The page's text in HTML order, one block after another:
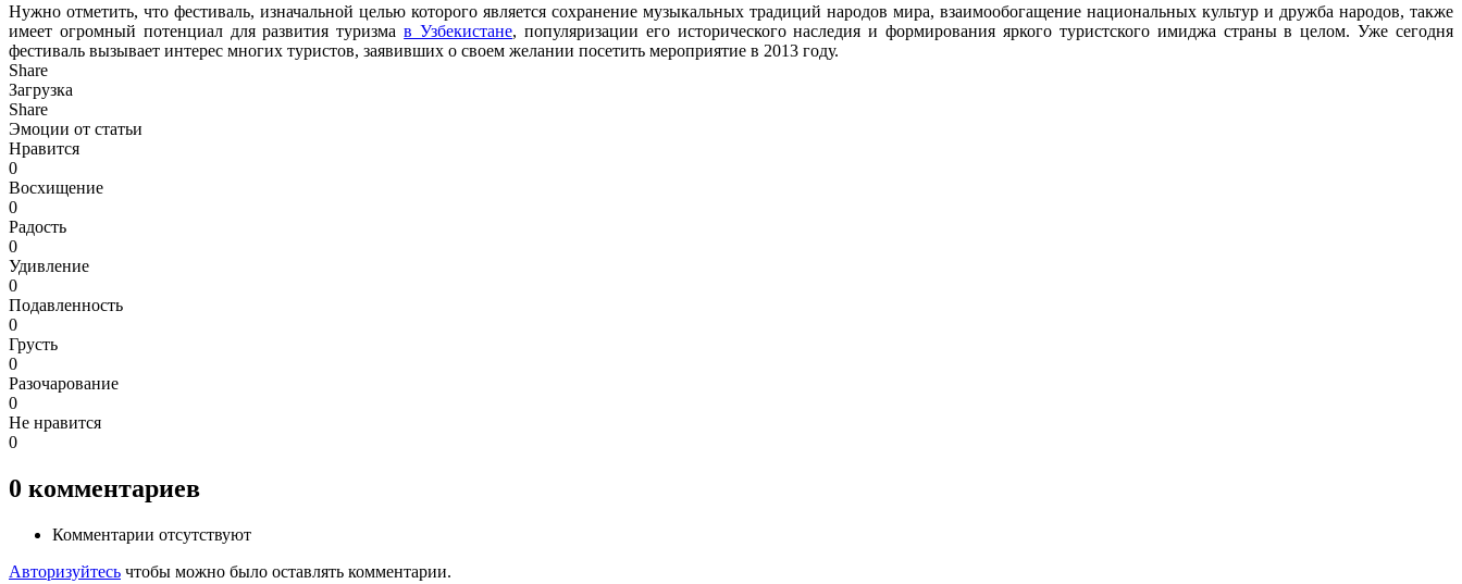
Нужно отметить, что фестиваль, изначальной целью которого является сохранение музыкальных традиций народов мира, взаимообогащение национальных культур и дружба народов, также
имеет огромный потенциал для развития туризмав Узбекистане, популяризации его исторического наследия и формирования яркого туристского имиджа страны в целом. Уже сегодня
фестиваль вызывает интерес многих туристов, заявивших о своем желании посетить мероприятие в 2013 году.
Share
Загрузка
Share
Эмоции от статьи
Нравится
0
Восхищение
0
Радость
0
Удивление
0
Подавленность
0
Грусть
0
Разочарование
0
Не нравится
0
0 комментариев
Комментарии отсутствуют
Авторизуйтесь чтобы можно было оставлять комментарии.